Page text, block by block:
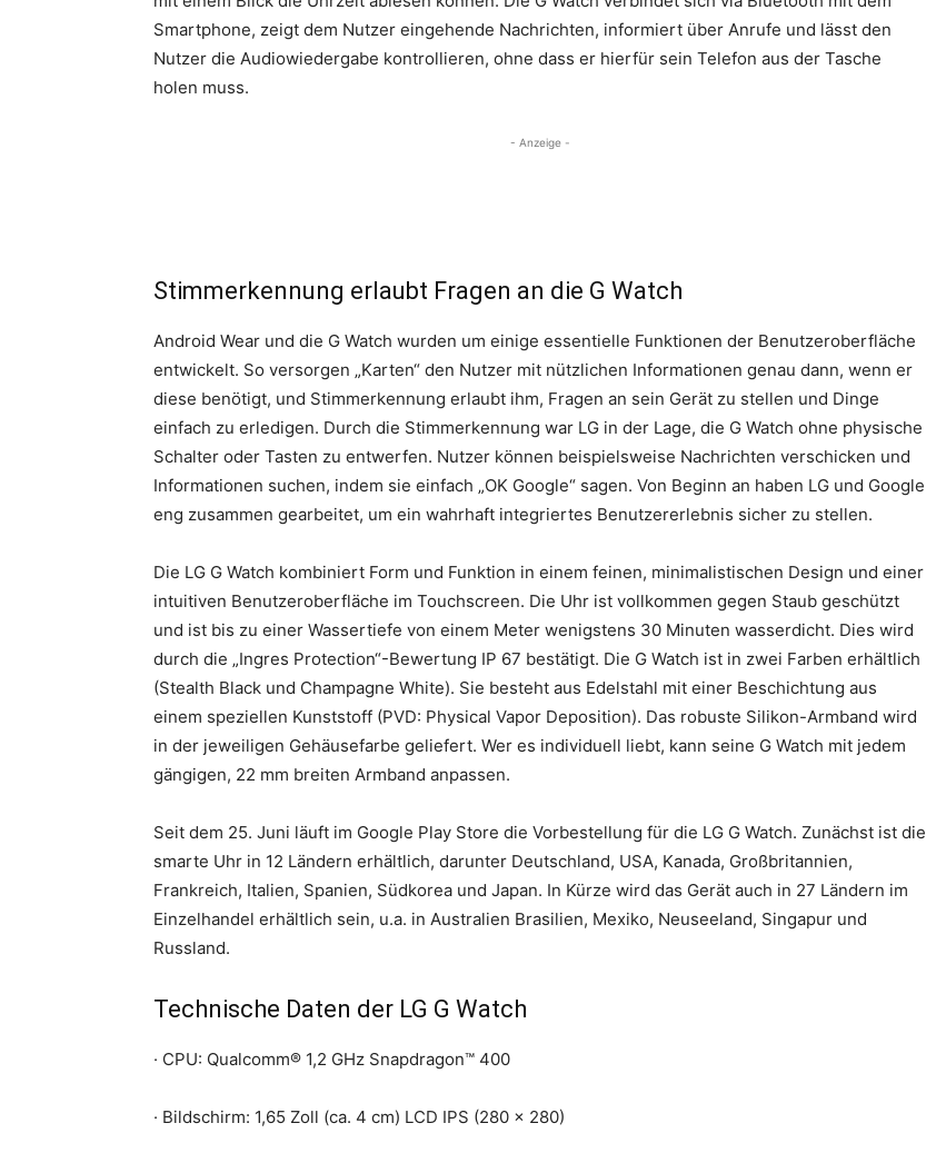
Smartphone, zeigt dem Nutzer eingehende Nachrichten, informiert über Anrufe und lässt den
Nutzer die Audiowiedergabe kontrollieren, ohne dass er hierfür sein Telefon aus der Tasche
holen muss.
- Anzeige -
Stimmerkennung erlaubt Fragen an die G Watch
Android Wear und die G Watch wurden um einige essentielle Funktionen der Benutzeroberfläche
entwickelt. So versorgen „Karten“ den Nutzer mit nützlichen Informationen genau dann, wenn er
diese benötigt, und Stimmerkennung erlaubt ihm, Fragen an sein Gerät zu stellen und Dinge
einfach zu erledigen. Durch die Stimmerkennung war LG in der Lage, die G Watch ohne physische
Schalter oder Tasten zu entwerfen. Nutzer können beispielsweise Nachrichten verschicken und
Informationen suchen, indem sie einfach „OK Google“ sagen. Von Beginn an haben LG und Google
eng zusammen gearbeitet, um ein wahrhaft integriertes Benutzererlebnis sicher zu stellen.
Die LG G Watch kombiniert Form und Funktion in einem feinen, minimalistischen Design und einer
intuitiven Benutzeroberfläche im Touchscreen. Die Uhr ist vollkommen gegen Staub geschützt
und ist bis zu einer Wassertiefe von einem Meter wenigstens 30 Minuten wasserdicht. Dies wird
durch die „Ingres Protection“-Bewertung IP 67 bestätigt. Die G Watch ist in zwei Farben erhältlich
(Stealth Black und Champagne White). Sie besteht aus Edelstahl mit einer Beschichtung aus
einem speziellen Kunststoff (PVD: Physical Vapor Deposition). Das robuste Silikon-Armband wird
in der jeweiligen Gehäusefarbe geliefert. Wer es individuell liebt, kann seine G Watch mit jedem
gängigen, 22 mm breiten Armband anpassen.
Seit dem 25. Juni läuft im Google Play Store die Vorbestellung für die LG G Watch. Zunächst ist die
smarte Uhr in 12 Ländern erhältlich, darunter Deutschland, USA, Kanada, Großbritannien,
Frankreich, Italien, Spanien, Südkorea und Japan. In Kürze wird das Gerät auch in 27 Ländern im
Einzelhandel erhältlich sein, u.a. in Australien Brasilien, Mexiko, Neuseeland, Singapur und
Russland.
Technische Daten der LG G Watch
· CPU: Qualcomm® 1,2 GHz Snapdragon™ 400
· Bildschirm: 1,65 Zoll (ca. 4 cm) LCD IPS (280 x 280)